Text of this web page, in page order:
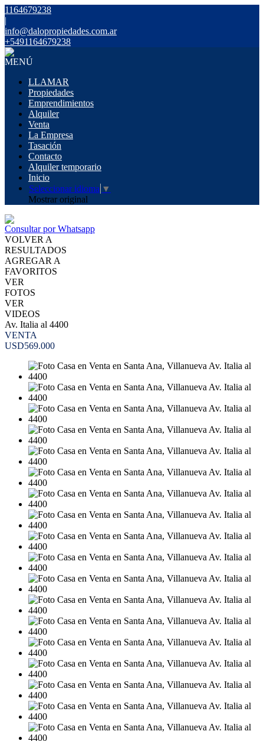
1164679238
|
info@dalopropiedades.com.ar
+5491164679238
MENÚ
LLAMAR
Propiedades
Emprendimientos
Alquiler
Venta
La Empresa
Tasación
Contacto
Alquiler temporario
Inicio
Seleccionar idioma ▼
Mostrar original
Consultar por Whatsapp
VOLVER A
RESULTADOS
AGREGAR A
FAVORITOS
VER
FOTOS
VER
VIDEOS
Av. Italia al 4400
VENTA
USD569.000